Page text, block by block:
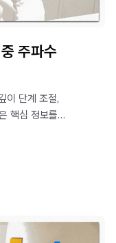
주파수
이 단계 조절,
핵심 정보를